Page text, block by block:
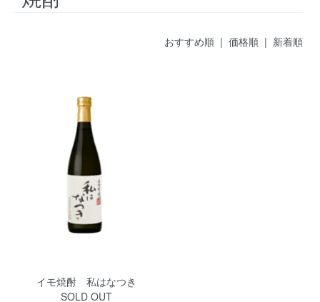
おすすめ順| 価格順| 新着順
イモ焼酎 私はなつき
SOLD OUT